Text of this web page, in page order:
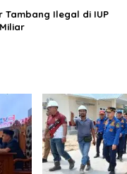
Tambang Ilegal di IUP